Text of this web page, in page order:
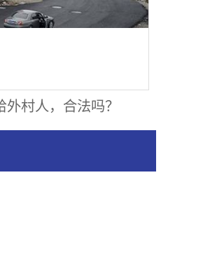
村人，合法吗？